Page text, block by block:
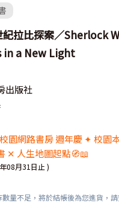
拉比探案／Sherlock
in a New Light
出版社
園網路書房 週年慶 ✦ 校園
✕ 人生地圖起點🧭📖
08月31日止 )
量不足，將於結帳後為您進貨，